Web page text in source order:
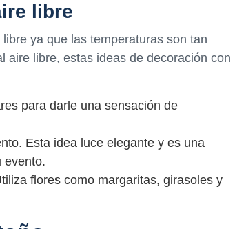
libre
ya que las temperaturas son tan
aire libre, estas ideas de decoración con
para darle una sensación de
Esta idea luce elegante y es una
evento.
flores como margaritas, girasoles y